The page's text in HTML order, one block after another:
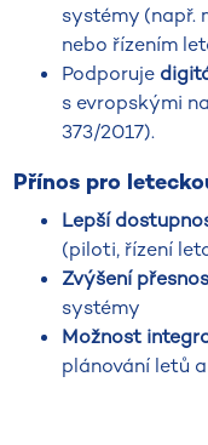
systémy (např.
nebo řízením
Podporuje
s evropskými
373/2017).
Přínos pro
Lepší
(piloti, řízení
Zvýšení
systémy
Možnost
plánování letů